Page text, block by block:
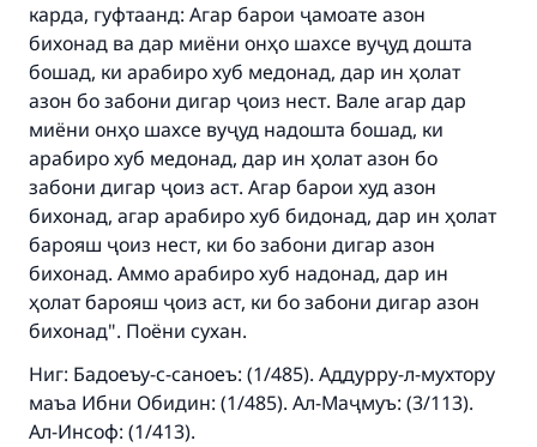
карда, гуфтаанд: Агар барои ҷамоате азон
бихонад ва дар миёни онҳо шахсе вуҷуд дошта
бошад, ки арабиро хуб медонад, дар ин ҳолат
азон бо забони дигар ҷоиз нест. Вале агар дар
миёни онҳо шахсе вуҷуд надошта бошад, ки
арабиро хуб медонад, дар ин ҳолат азон бо
забони дигар ҷоиз аст. Агар барои худ азон
бихонад, агар арабиро хуб бидонад, дар ин ҳолат
барояш ҷоиз нест, ки бо забони дигар азон
бихонад. Аммо арабиро хуб надонад, дар ин
ҳолат барояш ҷоиз аст, ки бо забони дигар азон
бихонад". Поёни сухан.
Ниг: Бадоеъу-с-саноеъ: (1/485). Аддурру-л-мухтору
маъа Ибни Обидин: (1/485). Ал-Маҷмуъ: (3/113).
Ал-Инсоф: (1/413).
Make an impact on millions of lives
with your contribution today
Your support is crucial for our mission.
The Prophet (ﷺ) said:
"A person who leads others to doing what is
good will earn the same reward as those who
do it."
(MUSLIM, 1893)
Support IslamQA